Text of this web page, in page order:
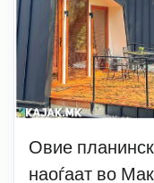
Овие
наоѓаат во